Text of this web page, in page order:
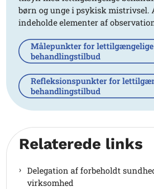
børn og unge i psykisk
indeholde elementer af
Målepunkter for lettilgængelige
behandlingstilbud
Refleksionspunkter for
behandlingstilbud
Relaterede links
Delegation af forbeholdt
virksomhed